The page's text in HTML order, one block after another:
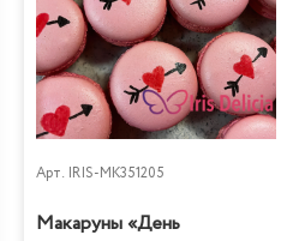
Арт. IRIS-MK351205
Макаруны «День